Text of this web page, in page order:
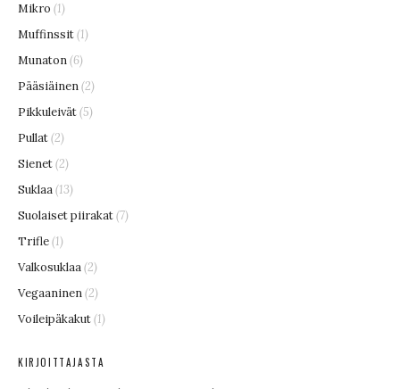
Mikro (1)
Muffinssit(1)
Munaton(6)
Pääsiäinen(2)
Pikkuleivät(5)
Pullat(2)
Sienet(2)
Suklaa(13)
Suolaiset piirakat(7)
Trifle(1)
Valkosuklaa(2)
Vegaaninen(2)
Voileipäkakut(1)
KIRJOITTAJASTA